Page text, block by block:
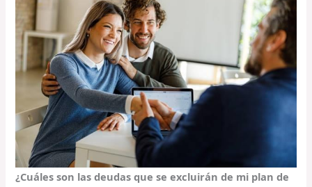
¿Cuáles son las deudas que se excluirán de mi plan de